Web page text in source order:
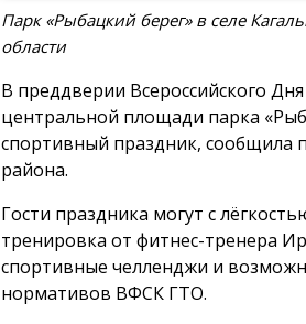
Парк «Рыбацкий берег» в селе
области
В преддверии Всероссийского
центральной площади парка
спортивный праздник, сообщила
района.
Гости праздника могут с
тренировка от фитнес-тренера
спортивные челленджи и
нормативов ВФСК ГТО.